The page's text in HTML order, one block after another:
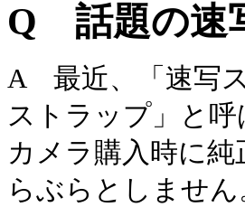
Q 話題の速
A 最近、「速写
ストラップ」と
カメラ購入時に
らぶらとしません